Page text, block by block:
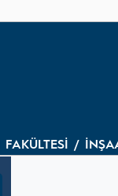
FAKÜLTESİ /